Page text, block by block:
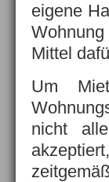
eigene
Mittel
Um
nicht